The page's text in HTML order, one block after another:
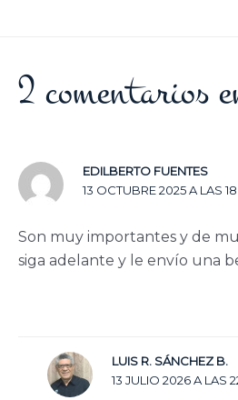
2 comentarios
EDILBERTO FUENTES
13 OCTUBRE 2025 A LAS
Son muy importantes y de
siga adelante y le envío una
LUIS R. SÁNCHEZ B.
13 JULIO 2026 A LAS